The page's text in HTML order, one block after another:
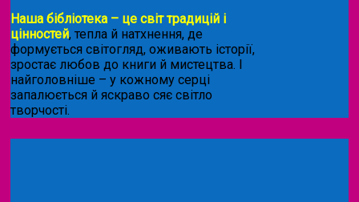
Наша бібліотека – це світ традицій і
цінностей, тепла й натхнення, де
формується світогляд, оживають історії,
зростає любов до книги й мистецтва. І
найголовніше – у кожному серці
запалюється й яскраво сяє світло
творчості.